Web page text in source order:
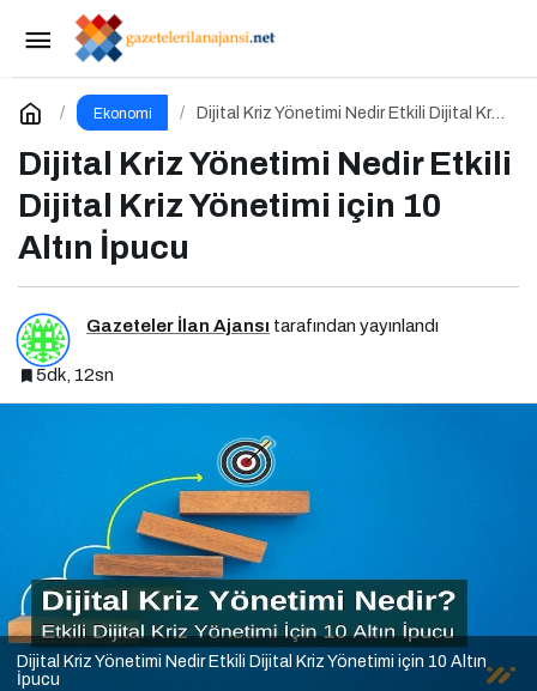
Ekonomi
Dijital Kriz Yönetimi Nedir Etkili Dijital Kriz
Dijital Kriz Yönetimi Nedir Etkili
Dijital Kriz Yönetimi için 10
Altın İpucu
Gazeteler İlan Ajansı tarafından yayınlandı
5dk, 12sn
Dijital Kriz Yönetimi Nedir Etkili Dijital Kriz Yönetimi için 10 Altın
İpucu
Flormar “Ar-Ge Merkezi” ile Kozmetikte Bilim ve
Teknolojiyi Buluşturuyor!
Yorum Yap